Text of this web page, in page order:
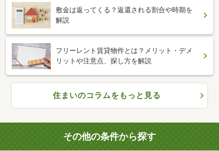
敷金は返ってくる？返還される割合や時期を
解説
フリーレント賃貸物件とは？メリット・デメ
リットや注意点、探し方を解説
住まいのコラムをもっと見る
その他の条件から探す